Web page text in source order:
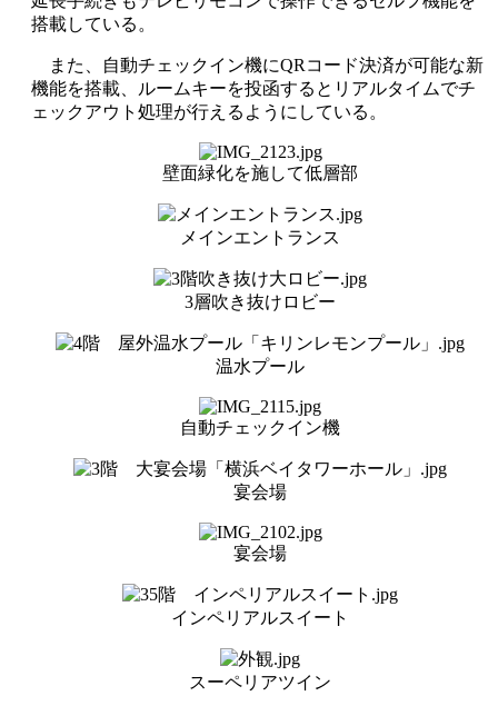
搭載している。
また、自動チェックイン機にQRコード決済が可能な新
機能を搭載、ルームキーを投函するとリアルタイムでチ
ェックアウト処理が行えるようにしている。
壁面緑化を施して低層部
メインエントランス
3層吹き抜けロビー
温水プール
自動チェックイン機
宴会場
宴会場
インペリアルスイート
スーペリアツイン